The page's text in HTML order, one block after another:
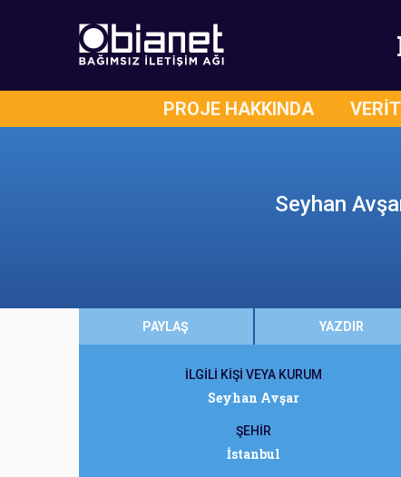
PROJE HAKKINDA
Seyhan
PAYLAŞ YAZDIR
İLGİLİ KİŞİ VEYA KURUM
Seyhan Avşar
ŞEHİR
İstanbul